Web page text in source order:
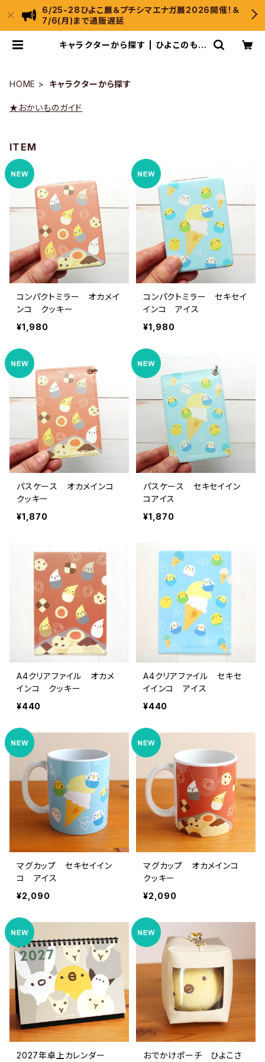
6/25-28ひよこ展＆プチシマエナガ展2026開催！＆
7/6(月)まで通販遅延
キャラクターから探す | ひよこのもり
HOME キャラクターから探す
★おかいものガイド
ITEM
コンパクトミラー オカメイ
ンコ クッキー
¥1,980
コンパクトミラー セキセイ
インコ アイス
¥1,980
パスケース オカメインコ
クッキー
¥1,870
パスケース セキセイイン
コアイス
¥1,870
A4クリアファイル オカメ
インコ クッキー
¥440
A4クリアファイル セキセ
イインコ アイス
¥440
マグカップ セキセイイン
コ アイス
¥2,090
マグカップ オカメインコ
クッキー
¥2,090
2027年卓上カレンダー おでかけポーチ ひよこさ